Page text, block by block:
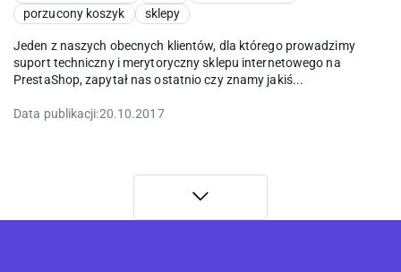
porzucony koszyk sklepy
Jeden z naszych obecnych klientów, dla którego prowadzimy
suport techniczny i merytoryczny sklepu internetowego na
PrestaShop, zapytał nas ostatnio czy znamy jakiś...
Data publikacji:20.10.2017